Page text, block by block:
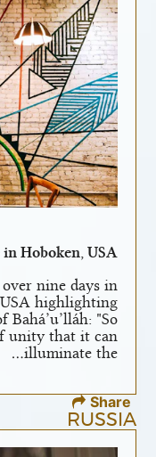
Hoboken, USA
nine days in
USA highlighting
"So
unity that it can
illuminate the…
Share
RUSSIA